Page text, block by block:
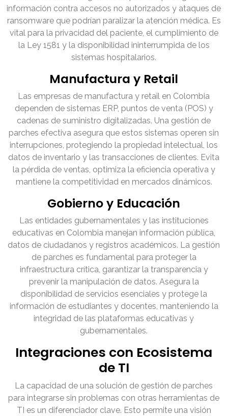
información contra accesos no autorizados y ataques de
ransomware que podrían paralizar la atención médica. Es
vital para la privacidad del paciente, el cumplimiento de
la Ley 1581 y la disponibilidad ininterrumpida de los
sistemas hospitalarios.
Manufactura y Retail
Las empresas de manufactura y retail en Colombia
dependen de sistemas ERP, puntos de venta (POS) y
cadenas de suministro digitalizadas. Una gestión de
parches efectiva asegura que estos sistemas operen sin
interrupciones, protegiendo la propiedad intelectual, los
datos de inventario y las transacciones de clientes. Evita
la pérdida de ventas, optimiza la eficiencia operativa y
mantiene la competitividad en mercados dinámicos.
Gobierno y Educación
Las entidades gubernamentales y las instituciones
educativas en Colombia manejan información pública,
datos de ciudadanos y registros académicos. La gestión
de parches es fundamental para proteger la
infraestructura crítica, garantizar la transparencia y
prevenir la manipulación de datos. Asegura la
disponibilidad de servicios esenciales y protege la
información de estudiantes y docentes, manteniendo la
integridad de las plataformas educativas y
gubernamentales.
Integraciones con Ecosistema
de TI
La capacidad de una solución de gestión de parches
para integrarse sin problemas con otras herramientas de
TI es un diferenciador clave. Esto permite una visión